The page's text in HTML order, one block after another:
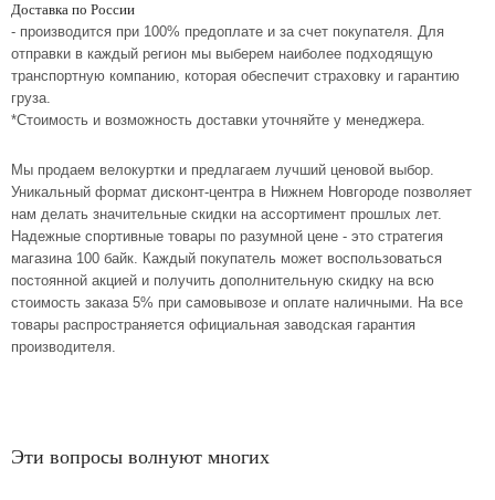
Доставка по России
- производится при 100% предоплате и за счет покупателя. Для
отправки в каждый регион мы выберем наиболее подходящую
транспортную компанию, которая обеспечит страховку и гарантию
груза.
*Стоимость и возможность доставки уточняйте у менеджера.
Мы продаем велокуртки и предлагаем лучший ценовой выбор.
Уникальный формат дисконт-центра в Нижнем Новгороде позволяет
нам делать значительные скидки на ассортимент прошлых лет.
Надежные спортивные товары по разумной цене - это стратегия
магазина 100 байк. Каждый покупатель может воспользоваться
постоянной акцией и получить дополнительную скидку на всю
стоимость заказа 5% при самовывозе и оплате наличными. На все
товары распространяется официальная заводская гарантия
производителя.
Эти вопросы волнуют многих